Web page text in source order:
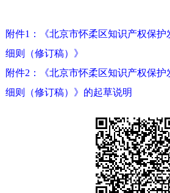
附件1：《北京市怀柔区知识产权保
细则（修订稿）》
附件2：《北京市怀柔区知识产权保
细则（修订稿）》的起草说明